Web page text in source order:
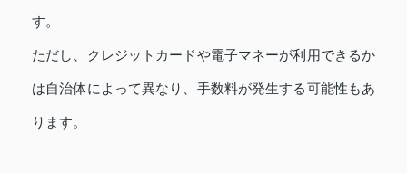
す。
ただし、クレジットカードや電子マネーが利用できるか
は自治体によって異なり、手数料が発生する可能性もあ
ります。